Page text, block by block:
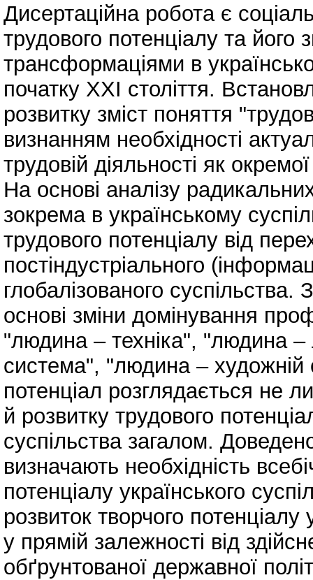
Дисертаційна робота є
трудового потенціалу та його
трансформаціями в
початку ХХІ століття.
розвитку зміст поняття
визнанням необхідності
трудовій діяльності як
На основі аналізу
зокрема в українському
трудового потенціалу від
постіндустріального
глобалізованого
основі зміни домінування
"людина – техніка", "людина
система", "людина – художній
потенціал розглядається не
й розвитку трудового
суспільства загалом.
визначають необхідність
потенціалу українського
розвиток творчого потенціалу
у прямій залежності від
обґрунтованої державної